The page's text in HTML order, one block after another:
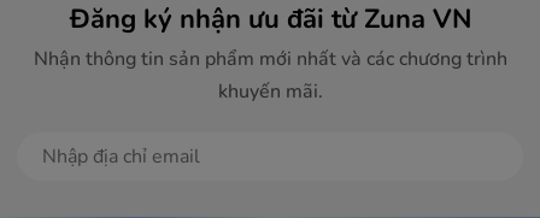
Đăng ký nhận ưu đãi từ Zuna VN
Nhận thông tin sản phẩm mới nhất và các chương trình
khuyến mãi.